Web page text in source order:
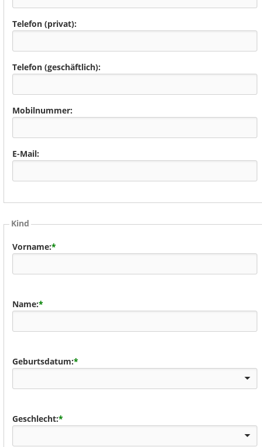
Telefon (privat):
Telefon (geschäftlich):
Mobilnummer:
E-Mail:
Kind
Vorname:*
Name:*
Geburtsdatum:*
Geschlecht:*